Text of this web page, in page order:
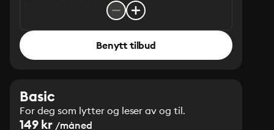
Benytt tilbud
Basic
For deg som lytter og leser av og til.
149 kr /måned